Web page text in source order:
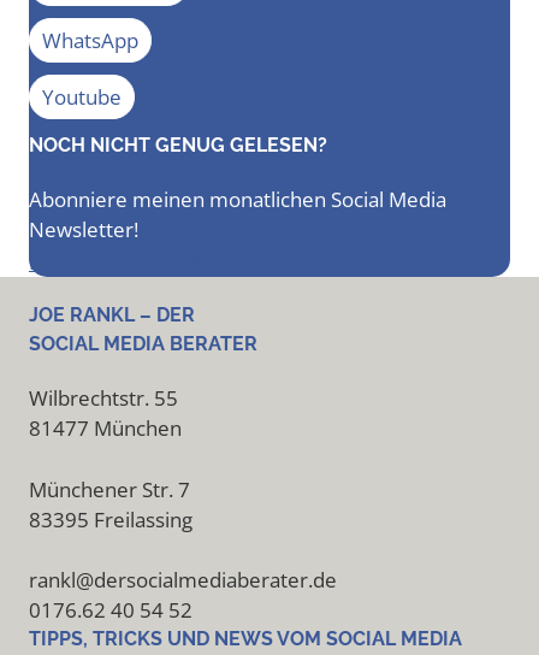
WhatsApp
Youtube
NOCH NICHT GENUG GELESEN?
Abonniere meinen monatlichen Social Media
Newsletter!
Newsletter bestellen
JOE RANKL – DER
SOCIAL MEDIA BERATER
Wilbrechtstr. 55
81477 München
Münchener Str. 7
83395 Freilassing
rankl@dersocialmediaberater.de
0176.62 40 54 52
TIPPS, TRICKS UND NEWS VOM SOCIAL MEDIA